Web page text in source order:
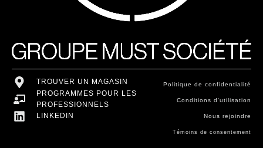
TROUVER UN MAGASIN
PROGRAMMES POUR LES
PROFESSIONNELS
LINKEDIN
Politique de confidentialité
Conditions d'utilisation
Nous rejoindre
Témoins de consentement